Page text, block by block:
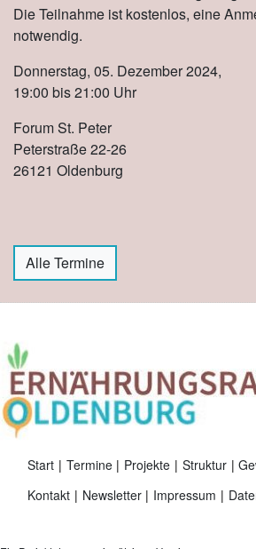
Die Teilnahme ist kostenlos, eine
notwendig.
Donnerstag, 05. Dezember 2024,
19:00 bis 21:00 Uhr
Forum St. Peter
Peterstraße 22-26
26121 Oldenburg
Alle Termine
Start Termine Projekte Struktur
Kontakt
Newsletter Impressum